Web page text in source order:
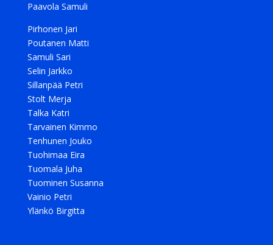
Paavola Samuli
Pirhonen Jari
Poutanen Matti
Samuli Sari
Selin Jarkko
Sillanpää Petri
Stolt Merja
Talka Katri
Tarvainen Kimmo
Tenhunen Jouko
Tuohimaa Eira
Tuomala Juha
Tuominen Susanna
Vainio Petri
Ylänkö Birgitta